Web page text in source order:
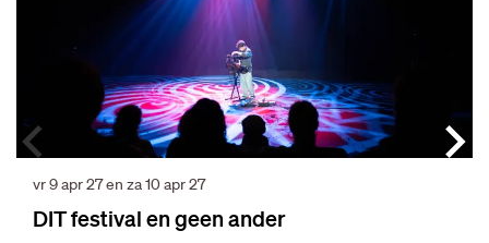
DIT festival en geen ander
vr 9 apr 27en za 10 apr 27